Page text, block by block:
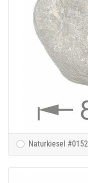
Naturkiesel #0152